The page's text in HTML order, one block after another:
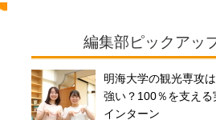
編集部ピックアッ
明海大学の観光専攻
強い？100％を支える
インターン